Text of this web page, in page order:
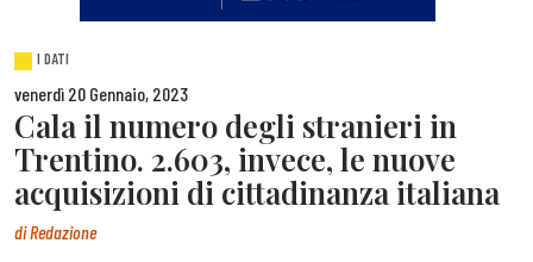
I DATI
venerdì 20 Gennaio, 2023
Cala il numero degli stranieri in
Trentino. 2.603, invece, le nuove
acquisizioni di cittadinanza italiana
diRedazione